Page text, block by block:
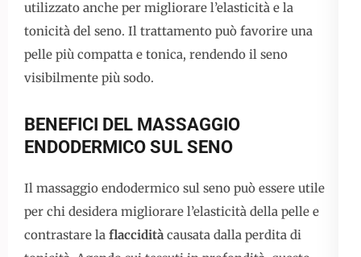
utilizzato anche per migliorare l’elasticità e la
tonicità del seno. Il trattamento può favorire una
pelle più compatta e tonica, rendendo il seno
visibilmente più sodo.
BENEFICI DEL MASSAGGIO
ENDODERMICO SUL SENO
Il massaggio endodermico sul seno può essere utile
per chi desidera migliorare l’elasticità della pelle e
contrastare la flaccidità causata dalla perdita di